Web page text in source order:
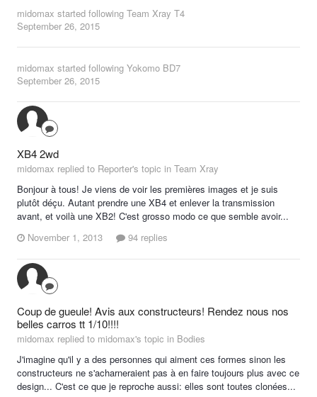
midomax started following Team Xray T4
September 26, 2015
midomax started following Yokomo BD7
September 26, 2015
XB4 2wd
midomax replied to Reporter's topic in Team Xray
Bonjour à tous! Je viens de voir les premières images et je suis
plutôt déçu. Autant prendre une XB4 et enlever la transmission
avant, et voilà une XB2! C'est grosso modo ce que semble avoir...
November 1, 2013
94 replies
Coup de gueule! Avis aux constructeurs! Rendez nous nos
belles carros tt 1/10!!!!
midomax replied to midomax's topic in Bodies
J'imagine qu'il y a des personnes qui aiment ces formes sinon les
constructeurs ne s'acharneraient pas à en faire toujours plus avec ce
design... C'est ce que je reproche aussi: elles sont toutes clonées...